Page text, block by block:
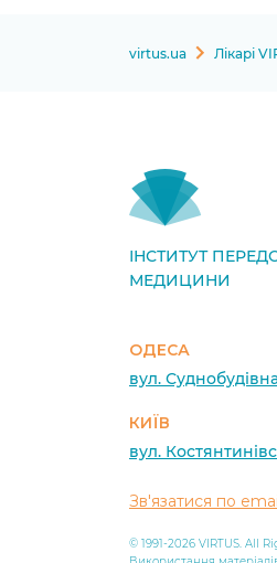
virtus.ua Лікарі
ІНСТИТУТ
МЕДИЦИНИ
ОДЕСА
вул.
КИЇВ
вул.
Зв'язатися по
© 1991-2026 VIRTUS. All